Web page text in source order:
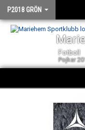
P2018 GRÖN
Fotboll
Pojkar